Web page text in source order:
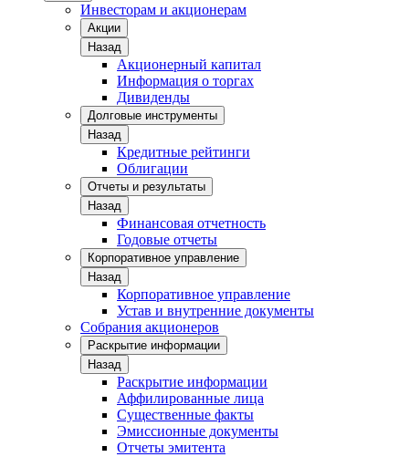
Инвесторам и акционерам
Акции
Назад
Акционерный капитал
Информация о торгах
Дивиденды
Долговые инструменты
Назад
Кредитные рейтинги
Облигации
Отчеты и результаты
Назад
Финансовая отчетность
Годовые отчеты
Корпоративное управление
Назад
Корпоративное управление
Устав и внутренние документы
Собрания акционеров
Раскрытие информации
Назад
Раскрытие информации
Аффилированные лица
Существенные факты
Эмиссионные документы
Отчеты эмитента